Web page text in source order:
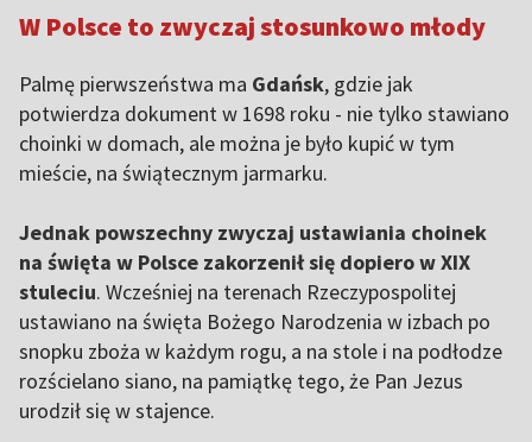
W Polsce to zwyczaj stosunkowo młody
Palmę pierwszeństwa ma Gdańsk, gdzie jak
potwierdza dokument w 1698 roku - nie tylko stawiano
choinki w domach, ale można je było kupić w tym
mieście, na świątecznym jarmarku.
Jednak powszechny zwyczaj ustawiania choinek
na święta w Polsce zakorzenił się dopiero w XIX
stuleciu. Wcześniej na terenach Rzeczypospolitej
ustawiano na święta Bożego Narodzenia w izbach po
snopku zboża w każdym rogu, a na stole i na podłodze
rozścielano siano, na pamiątkę tego, że Pan Jezus
urodził się w stajence.